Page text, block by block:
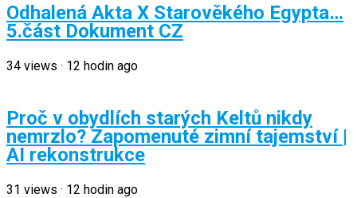
Odhalená Akta X Starověkého Egypta…
5.část Dokument CZ
34 views · 12 hodin ago
Proč v obydlích starých Keltů nikdy
nemrzlo? Zapomenuté zimní tajemství |
AI rekonstrukce
31 views · 12 hodin ago